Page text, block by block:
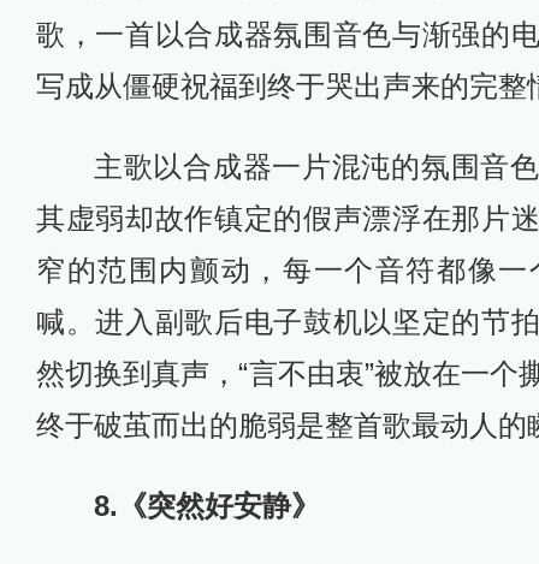
歌，一首以合成器氛围音色与渐强的
写成从僵硬祝福到终于哭出声来的完整
主歌以合成器一片混沌的氛围音
其虚弱却故作镇定的假声漂浮在那片
窄的范围内颤动，每一个音符都像
喊。进入副歌后电子鼓机以坚定的节
然切换到真声，“言不由衷”被放在一个
终于破茧而出的脆弱是整首歌最动人的
8.《突然好安静》